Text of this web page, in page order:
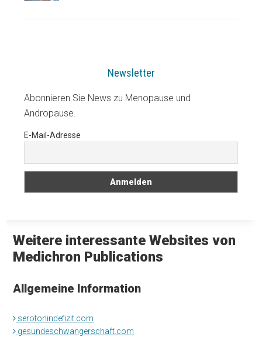
Newsletter
Abonnieren Sie News zu Menopause und
Andropause.
E-Mail-Adresse
Weitere interessante Websites von
Medichron Publications
Allgemeine Information
serotonindefizit.com
gesundeschwangerschaft.com